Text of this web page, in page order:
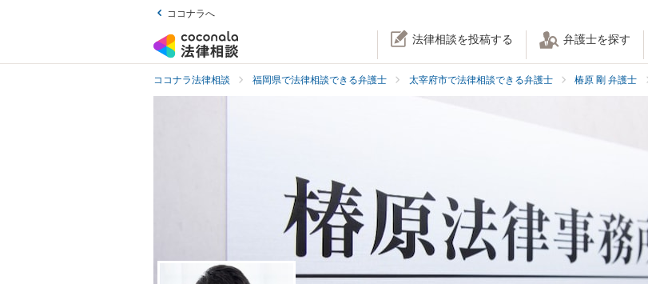
ココナラへ
法律相談を投稿する 弁護士を探す
ココナラ法律相談 福岡県で法律相談できる弁護士 太宰府市で法律相談できる弁護士 椿原 剛 弁護士